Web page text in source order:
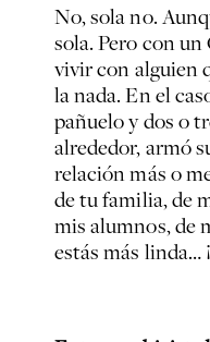
No, sola no.
sola. Pero con
vivir con alguien
la nada. En el
pañuelo y dos o
alrededor, armó
relación más o
de tu familia, de
mis alumnos, de
estás más linda…